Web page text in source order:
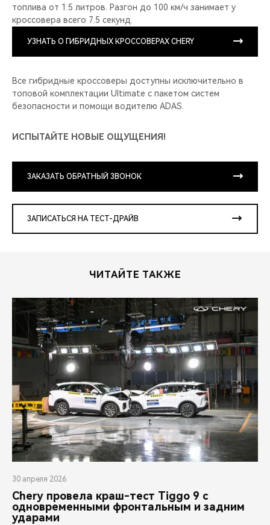
топлива от 1.5 литров. Разгон до 100 км/ч занимает у
кроссовера всего 7.5 секунд.
УЗНАТЬ О ГИБРИДНЫХ КРОССОВЕРАХ CHERY
Все гибридные кроссоверы доступны исключительно в
топовой комплектации Ultimate с пакетом систем
безопасности и помощи водителю ADAS.
ИСПЫТАЙТЕ НОВЫЕ ОЩУЩЕНИЯ!
ЗАКАЗАТЬ ОБРАТНЫЙ ЗВОНОК
ЗАПИСАТЬСЯ НА ТЕСТ-ДРАЙВ
ЧИТАЙТЕ ТАКЖЕ
30 апреля 2026
Chery провела краш-тест Tiggo 9 с
одновременными фронтальным и задним
ударами